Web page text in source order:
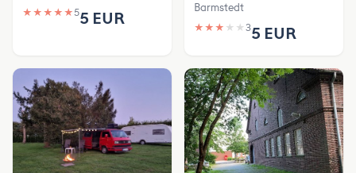
★ ★ ★ ★ ★55 EUR
Barmstedt
★ ★ ★ ★ ★ 35 EUR